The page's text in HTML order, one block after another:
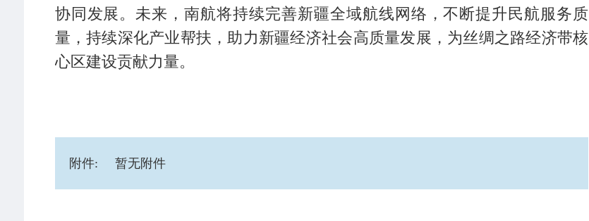
协同发展。未来，南航将持续完善新疆全域航线网络，不断提升民航服务质
量，持续深化产业帮扶，助力新疆经济社会高质量发展，为丝绸之路经济带核
心区建设贡献力量。
附件: 暂无附件